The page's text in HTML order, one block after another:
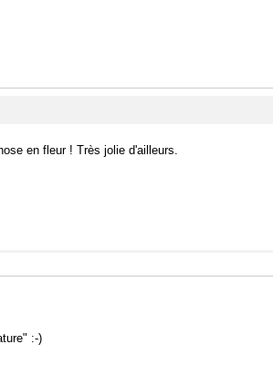
en fleur ! Très jolie d'ailleurs.
:-)